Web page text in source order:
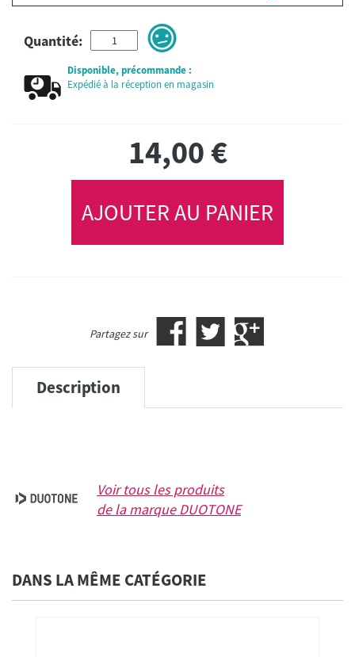
Quantité:
Disponible, précommande :
Expédié à la réception en magasin
14,00€
AJOUTER AU PANIER
Partagez sur
Description
Voir tous les produits
de la marqueDUOTONE
DANS LA MÊME CATÉGORIE